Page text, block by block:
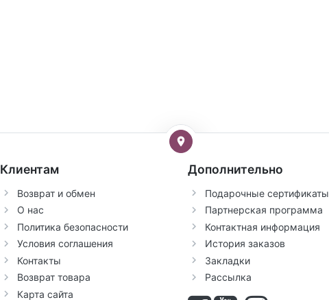
Клиентам
Возврат и обмен
О нас
Политика безопасности
Условия соглашения
Контакты
Возврат товара
Карта сайта
Дополнительно
Подарочные сертификаты
Партнерская программа
Контактная информация
История заказов
Закладки
Рассылка